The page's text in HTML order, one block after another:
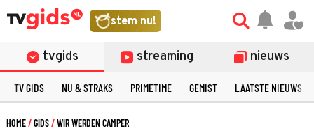
stem nu!
tvgids streaming nieuws
TV GIDS NU & STRAKS PRIMETIME GEMIST LAATSTE NIEUWS
HOME GIDS WIR WERDEN CAMPER